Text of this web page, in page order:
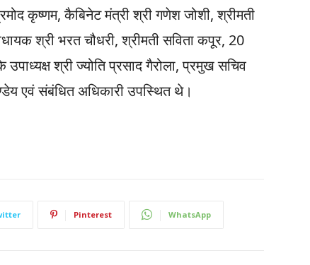
कृष्णम, कैबिनेट मंत्री श्री गणेश जोशी, श्रीमती
श्री भरत चौधरी, श्रीमती सविता कपूर, 20
श्री ज्योति प्रसाद गैरोला, प्रमुख सचिव
एवं संबंधित अधिकारी उपस्थित थे।
Pinterest WhatsApp